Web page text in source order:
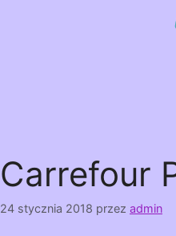
Carrefour
24 stycznia 2018 przez admin